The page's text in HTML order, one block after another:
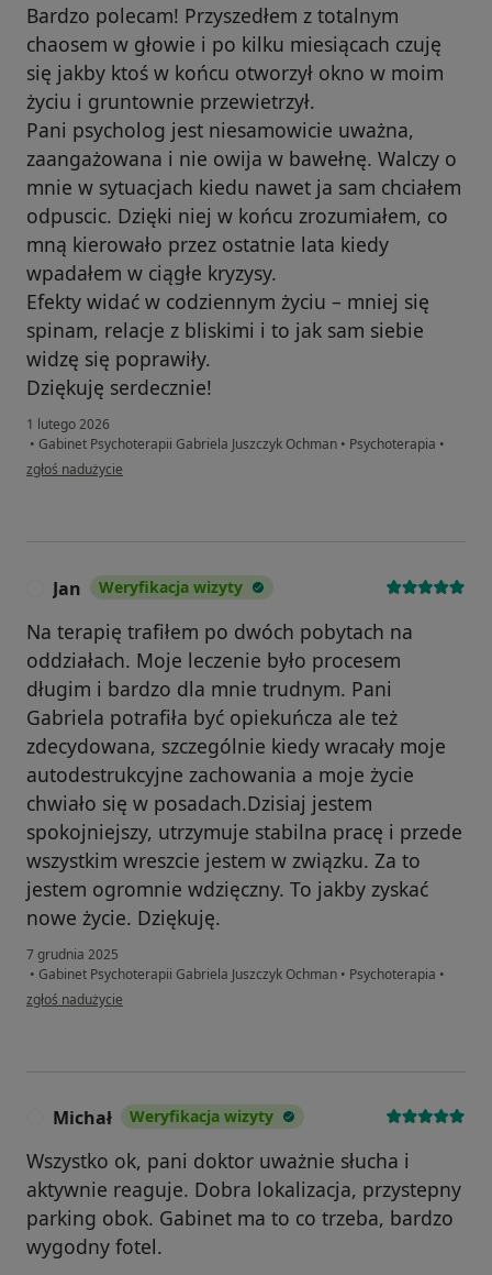
Bardzo polecam! Przyszedłem z totalnym
chaosem w głowie i po kilku miesiącach czuję
się jakby ktoś w końcu otworzył okno w moim
życiu i gruntownie przewietrzył.
Pani psycholog jest niesamowicie uważna,
zaangażowana i nie owija w bawełnę. Walczy o
mnie w sytuacjach kiedu nawet ja sam chciałem
odpuscic. Dzięki niej w końcu zrozumiałem, co
mną kierowało przez ostatnie lata kiedy
wpadałem w ciągłe kryzysy.
Efekty widać w codziennym życiu – mniej się
spinam, relacje z bliskimi i to jak sam siebie
widzę się poprawiły.
Dziękuję serdecznie!
1 lutego 2026
• Gabinet Psychoterapii Gabriela Juszczyk Ochman • Psychoterapia •
w opinii użytkownika Marcin
zgłoś nadużycie
Jan Weryfikacja wizyty
Na terapię trafiłem po dwóch pobytach na
oddziałach. Moje leczenie było procesem
długim i bardzo dla mnie trudnym. Pani
Gabriela potrafiła być opiekuńcza ale też
zdecydowana, szczególnie kiedy wracały moje
autodestrukcyjne zachowania a moje życie
chwiało się w posadach.Dzisiaj jestem
spokojniejszy, utrzymuje stabilna pracę i przede
wszystkim wreszcie jestem w związku. Za to
jestem ogromnie wdzięczny. To jakby zyskać
nowe życie. Dziękuję.
7 grudnia 2025
• Gabinet Psychoterapii Gabriela Juszczyk Ochman • Psychoterapia •
w opinii użytkownika Jan
zgłoś nadużycie
Michał Weryfikacja wizyty
Wszystko ok, pani doktor uważnie słucha i
aktywnie reaguje. Dobra lokalizacja, przystepny
parking obok. Gabinet ma to co trzeba, bardzo
wygodny fotel.